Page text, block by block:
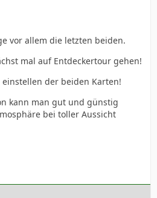
vor allem die letzten beiden.
mal auf Entdeckertour gehen!
der beiden Karten!
kann man gut und günstig
bei toller Aussicht